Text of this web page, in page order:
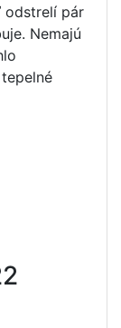
odstrelí pár
Nemajú